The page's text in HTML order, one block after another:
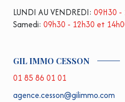
LUNDI AU VENDREDI: 09H30 -
Samedi: 09h30 - 12h30 et
GIL IMMO CESSON
01 85 86 01 01
agence.cesson@gilimmo.com